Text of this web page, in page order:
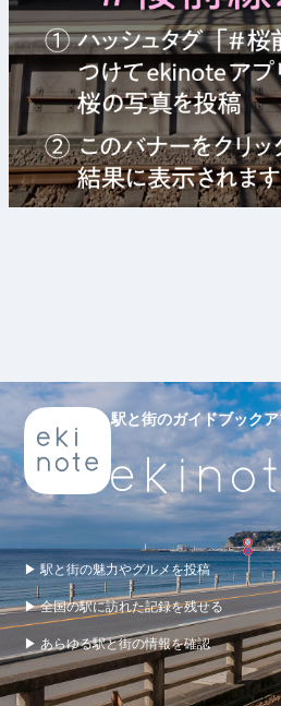
駅と街のガイドブック
▶ 駅と街の魅力やグルメを投稿
▶ 全国の駅に訪れた記録を残せる
▶ あらゆる駅と街の情報を確認